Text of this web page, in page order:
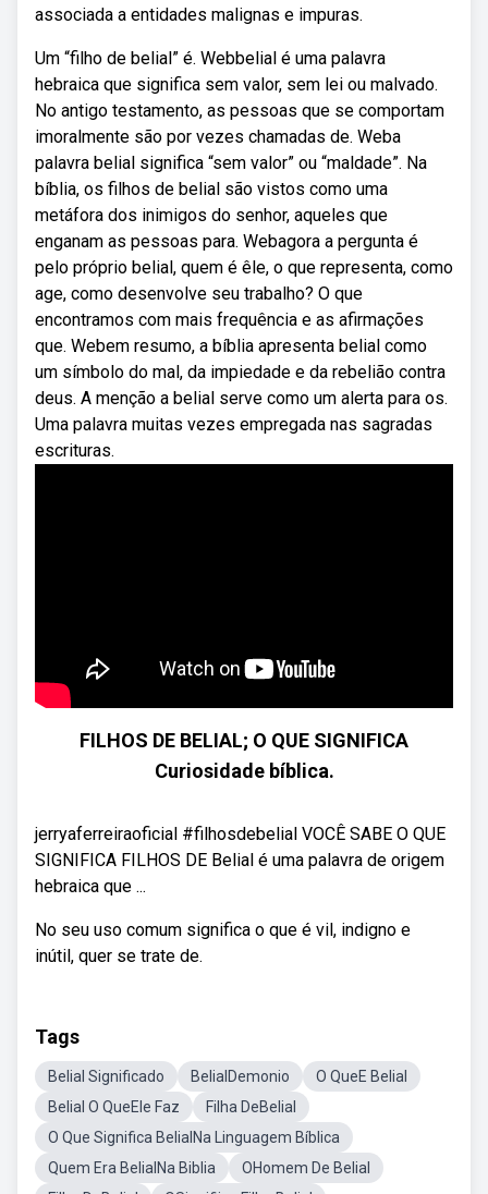
associada a entidades malignas e impuras.
Um “filho de belial” é. Webbelial é uma palavra
hebraica que significa sem valor, sem lei ou malvado.
No antigo testamento, as pessoas que se comportam
imoralmente são por vezes chamadas de. Weba
palavra belial significa “sem valor” ou “maldade”. Na
bíblia, os filhos de belial são vistos como uma
metáfora dos inimigos do senhor, aqueles que
enganam as pessoas para. Webagora a pergunta é
pelo próprio belial, quem é êle, o que representa, como
age, como desenvolve seu trabalho? O que
encontramos com mais frequência e as afirmações
que. Webem resumo, a bíblia apresenta belial como
um símbolo do mal, da impiedade e da rebelião contra
deus. A menção a belial serve como um alerta para os.
Uma palavra muitas vezes empregada nas sagradas
escrituras.
FILHOS DE BELIAL; O QUE SIGNIFICA
Curiosidade bíblica.
jerryaferreiraoficial #filhosdebelial VOCÊ SABE O QUE
SIGNIFICA FILHOS DE Belial é uma palavra de origem
hebraica que ...
No seu uso comum significa o que é vil, indigno e
inútil, quer se trate de.
Tags
Belial Significado BelialDemonio
O QueE Belial
Belial O QueEle Faz
Filha DeBelial
O Que Significa BelialNa Linguagem Bíblica
Quem Era BelialNa Biblia
OHomem De Belial